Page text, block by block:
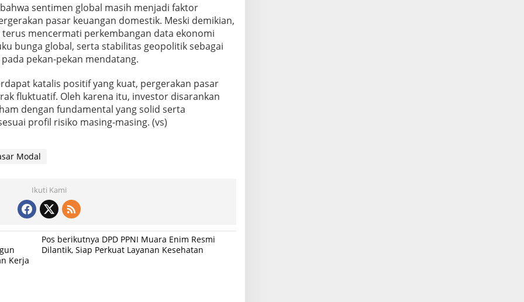
sentimen global masih menjadi faktor
pasar keuangan domestik. Meski demikian,
mencermati perkembangan data ekonomi
bunga global, serta stabilitas geopolitik sebagai
pekan-pekan mendatang.
katalis positif yang kuat, pergerakan pasar
fluktuatif. Oleh karena itu, investor disarankan
dengan fundamental yang solid serta
profil risiko masing-masing. (vs)
Modal
Ikuti Kami
Kerja
Pos berikutnya DPD PPNI Muara Enim Resmi
Dilantik, Siap Perkuat Layanan Kesehatan